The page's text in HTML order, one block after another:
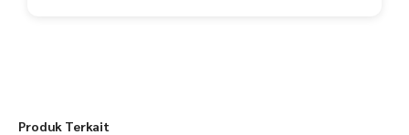
Produk Terkait